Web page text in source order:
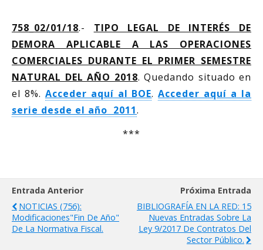
758_02/01/18.- TIPO LEGAL DE INTERÉS DE
DEMORA APLICABLE A LAS OPERACIONES
COMERCIALES DURANTE EL PRIMER SEMESTRE
NATURAL DEL AÑO 2018. Quedando situado en
el 8%. Acceder aquí al BOE.Acceder aquí a la
serie desde el año 2011.
***
Entrada Anterior
NOTICIAS (756):
Modificaciones"fin De Año"
De La Normativa Fiscal.
Próxima Entrada
BIBLIOGRAFÍA EN LA RED: 15
Nuevas Entradas Sobre La
Ley 9/2017 De Contratos Del
Sector Público.